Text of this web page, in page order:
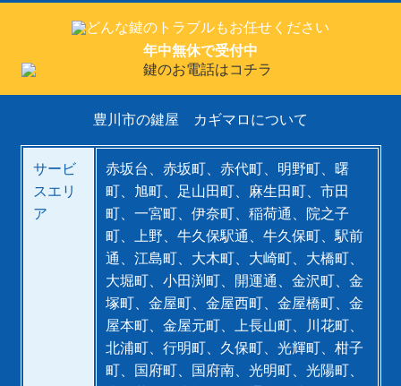
年中無休で受付中
豊川市の鍵屋 カギマロについて
サービ
スエリ
ア
赤坂台、赤坂町、赤代町、明野町、曙
町、旭町、足山田町、麻生田町、市田
町、一宮町、伊奈町、稲荷通、院之子
町、上野、牛久保駅通、牛久保町、駅前
通、江島町、大木町、大崎町、大橋町、
大堀町、小田渕町、開運通、金沢町、金
塚町、金屋町、金屋西町、金屋橋町、金
屋本町、金屋元町、上長山町、川花町、
北浦町、行明町、久保町、光輝町、柑子
町、国府町、国府南、光明町、光陽町、